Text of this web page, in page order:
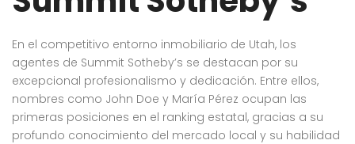
En el competitivo entorno inmobiliario de Utah, los
agentes de Summit Sotheby’s se destacan por su
excepcional profesionalismo y dedicación. Entre ellos,
nombres como John Doe y María Pérez ocupan las
primeras posiciones en el ranking estatal, gracias a su
profundo conocimiento del mercado local y su habilidad